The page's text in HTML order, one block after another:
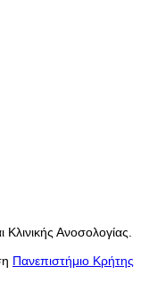
Ανοσολογίας.
Πανεπιστήμιο Κρήτης